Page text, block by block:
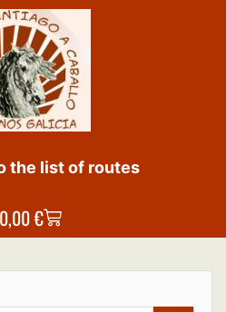
the list of routes
0,00€